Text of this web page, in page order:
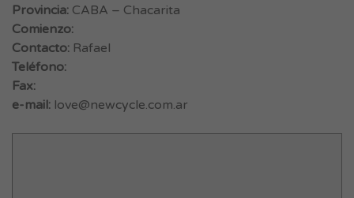
Provincia: CABA – Chacarita
Comienzo:
Contacto: Rafael
Teléfono:
Fax:
e-mail: love@newcycle.com.ar